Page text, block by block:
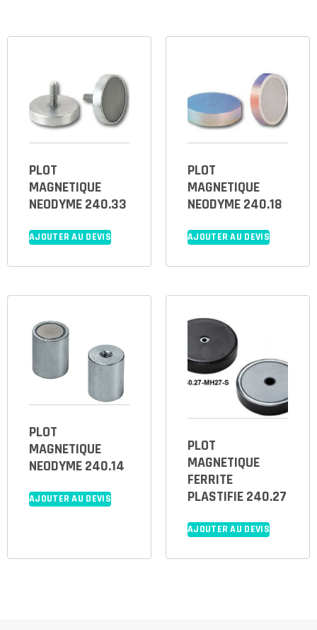
PLOT
MAGNETIQUE
NEODYME 240.33
AJOUTER AU DEVIS
PLOT
MAGNETIQUE
NEODYME 240.18
AJOUTER AU DEVIS
PLOT
MAGNETIQUE
NEODYME 240.14
AJOUTER AU DEVIS
PLOT
MAGNETIQUE
FERRITE
PLASTIFIE 240.27
AJOUTER AU DEVIS